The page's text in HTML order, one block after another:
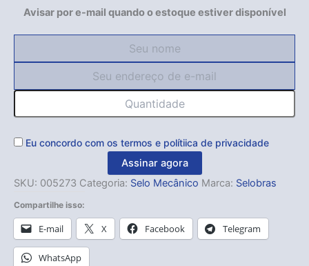
Avisar por e-mail quando o estoque estiver disponível
Eu concordo com os termos e polítiica de privacidade
Assinar agora
SKU: 005273 Categoria: Selo Mecânico Marca: Selobras
Compartilhe isso:
E-mail X Facebook Telegram
WhatsApp